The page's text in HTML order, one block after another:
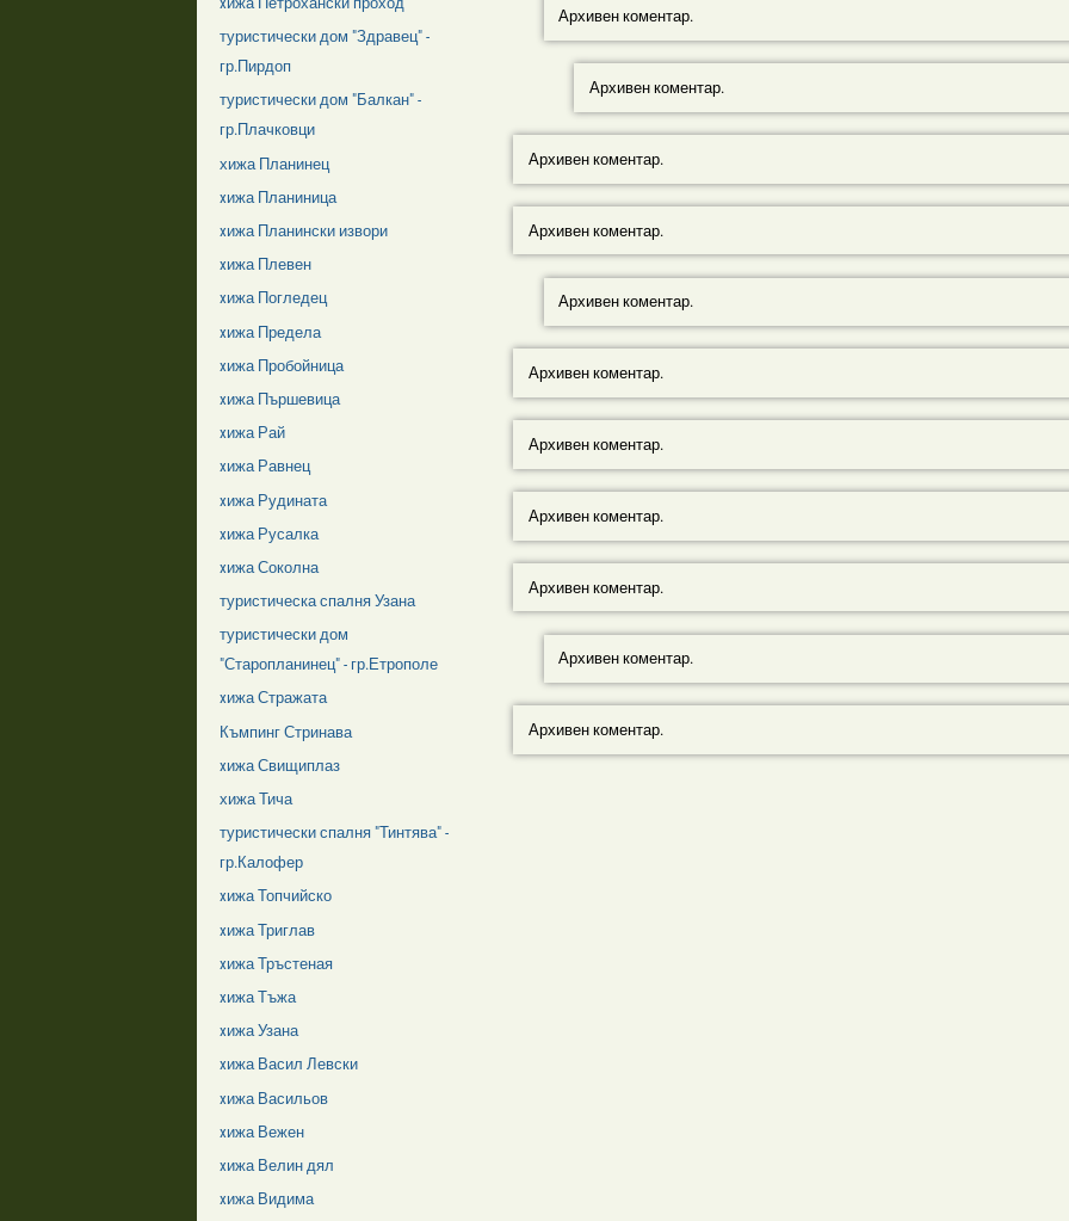
Архивен коментар.
Архивен коментар.
Архивен коментар.
Архивен коментар.
Архивен коментар.
Архивен коментар.
Архивен коментар.
Архивен коментар.
Архивен коментар.
Архивен коментар.
Архивен коментар.
туристически дом "Здравец" -
гр.Пирдоп
туристически дом "Балкан" -
гр.Плачковци
хижа Планинец
xижа Планиница
xижа Планински извори
xижа Плевен
xижа Погледец
xижа Предела
xижа Пробойница
xижа Пършевица
xижа Рай
xижа Равнец
xижа Рудината
xижа Русалка
xижа Соколна
туристическа спалня Узана
туристически дом
"Старопланинец" - гр.Етрополе
xижа Стражата
Къмпинг Стринава
xижа Свищиплаз
хижа Тича
туристически спалня "Тинтява" -
гр.Калофер
xижа Топчийско
xижа Триглав
xижа Тръстеная
xижа Тъжа
xижа Узана
xижа Васил Левски
xижа Васильов
xижа Вежен
xижа Велин дял
xижа Видима